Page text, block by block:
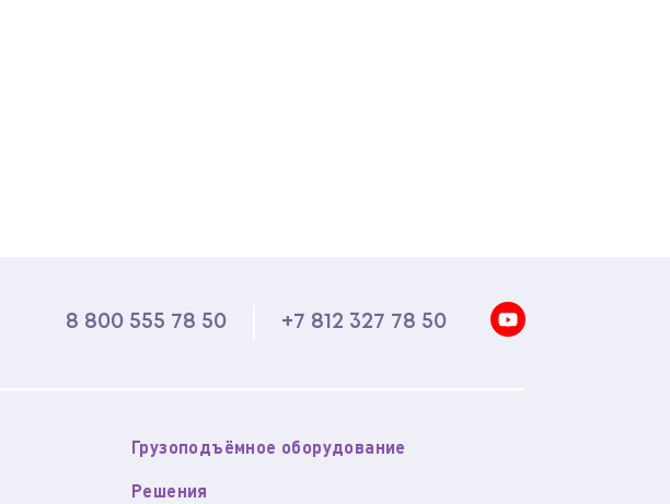
8 800 555 78 50 +7 812 327 78 50
Грузоподъёмное оборудование
Решения